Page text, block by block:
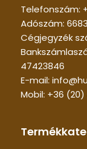
Telefonszám:
Adószám:
Cégjegyzék
47423846
E-mail:
Mobil: +36